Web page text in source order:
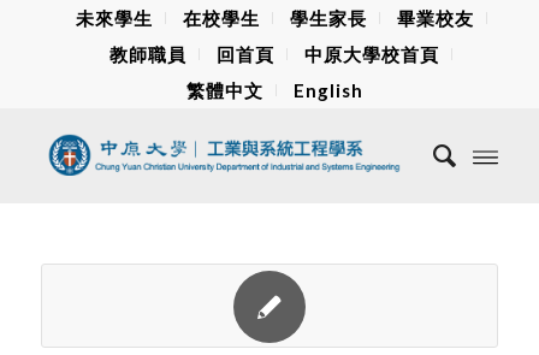
未來學生 在校學生 學生家長
畢業校友
教師職員
回首頁
中原大學校首頁
繁體中文
English